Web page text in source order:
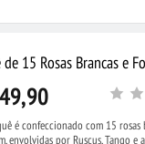
de 15 Rosas Brancas e
é confeccionado com 15 rosas
envolvidas por Ruscus, Tango e